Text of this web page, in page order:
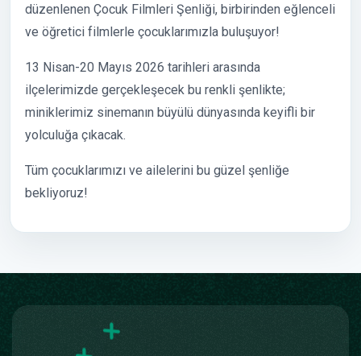
düzenlenen Çocuk Filmleri Şenliği, birbirinden eğlenceli
ve öğretici filmlerle çocuklarımızla buluşuyor!
13 Nisan-20 Mayıs 2026 tarihleri arasında
ilçelerimizde gerçekleşecek bu renkli şenlikte;
miniklerimiz sinemanın büyülü dünyasında keyifli bir
yolculuğa çıkacak.
Tüm çocuklarımızı ve ailelerini bu güzel şenliğe
bekliyoruz!